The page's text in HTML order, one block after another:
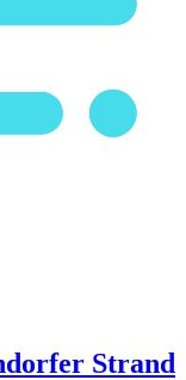
Strand